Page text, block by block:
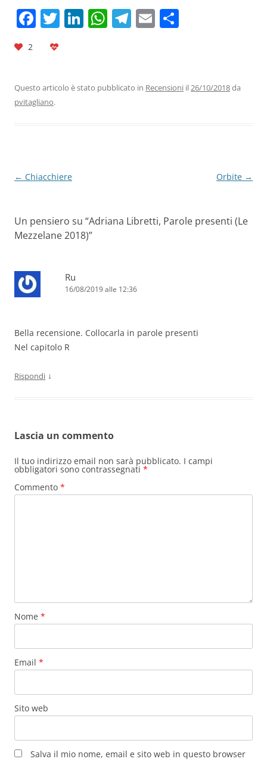
F
b
o
T Li
dI
W
A
T
a
E
vi
2
Questo articolo è stato pubblicato in Recensioni il26/10/2018da
pvitagliano.
Navigazione
← Chiacchiere Orbite →
Un pensiero su “Adriana Libretti, Parole presenti (Le
Mezzelane 2018)”
Ru
16/08/2019 alle 12:36
Bella recensione. Collocarla in parole presenti
Nel capitolo R
Rispondi ↓
Lascia un commento
Il tuo indirizzo email non sarà pubblicato. I campi
obbligatori sono contrassegnati *
Commento *
Nome *
Email *
Sito web
Salva il mio nome, email e sito web in questo browser